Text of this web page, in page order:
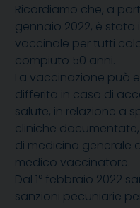
Ricordiamo che, a
gennaio 2022, è
vaccinale per tutti
compiuto 50 anni.
La vaccinazione può
differita in caso di
salute, in relazione a
cliniche
di medicina generale
medico vaccinatore.
Dal 1° febbraio 2022
sanzioni pecuniarie